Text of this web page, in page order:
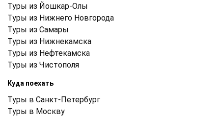
Туры из Йошкар-Олы
Туры из Нижнего Новгорода
Туры из Самары
Туры из Нижнекамска
Туры из Нефтекамска
Туры из Чистополя
Куда поехать
Туры в Санкт-Петербург
Туры в Москву